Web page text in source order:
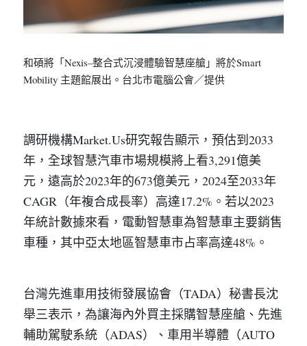
和碩將「Nexis–整合式沉浸體驗智慧座艙」將於Smart
Mobility 主題館展出。台北市電腦公會／提供
調研機構Market.Us研究報告顯示，預估到2033
年，全球智慧汽車市場規模將上看3,291億美
元，遠高於2023年的673億美元，2024至2033年
CAGR（年複合成長率）高達17.2%。若以2023
年統計數據來看，電動智慧車為智慧車主要銷售
車種，其中亞太地區智慧車市占率高達48%。
台灣先進車用技術發展協會（TADA）秘書長沈
舉三表示，為讓海內外買主採購智慧座艙、先進
輔助駕駛系統（ADAS）、車用半導體（AUTO